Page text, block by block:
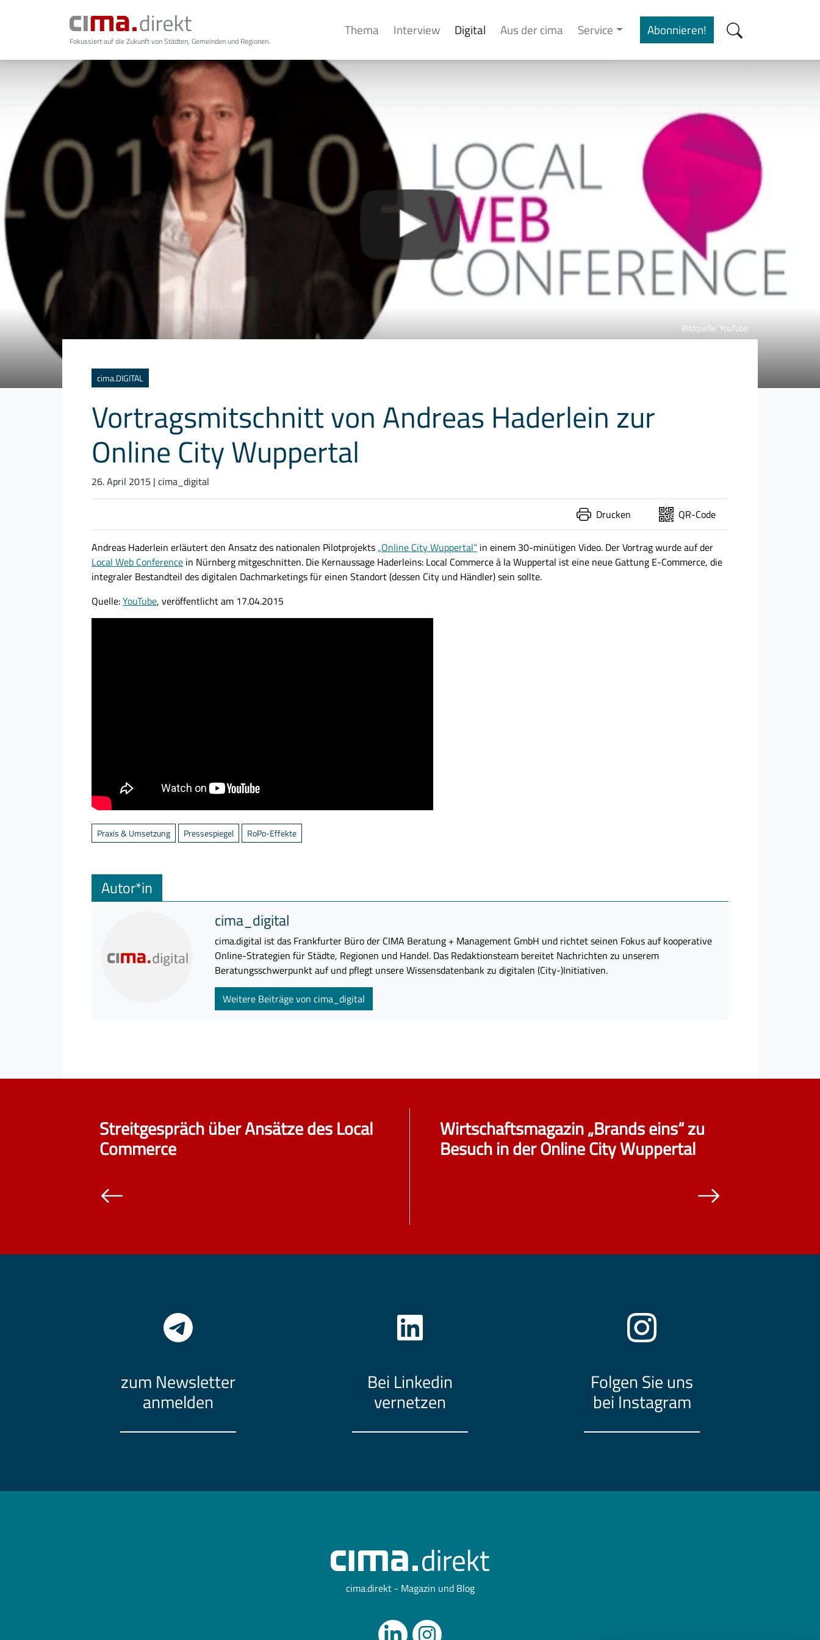
Fokussiert auf die Zukunft von Städten, Gemeinden und Regionen.
Thema Interview Digital Aus der cima Service Abonnieren!
Bildquelle: YouTube
Kategorien
cima.DIGITAL
Vortragsmitschnitt von Andreas Haderlein zur
Online City Wuppertal
26. April 2015 | cima_digital
Drucken QR-Code
Andreas Haderlein erläutert den Ansatz des nationalen Pilotprojekts„Online City Wuppertal“ in einem 30-minütigen Video. Der Vortrag wurde auf der
Local Web Conference in Nürnberg mitgeschnitten. Die Kernaussage Haderleins: Local Commerce à la Wuppertal ist eine neue Gattung E-Commerce, die
integraler Bestandteil des digitalen Dachmarketings für einen Standort (dessen City und Händler) sein sollte.
Quelle:YouTube, veröffentlicht am 17.04.2015
Praxis & Umsetzung Pressespiegel RoPo-Effekte
Autor*in
cima_digital
cima.digital ist das Frankfurter Büro der CIMA Beratung + Management GmbH und richtet seinen Fokus auf kooperative
Online-Strategien für Städte, Regionen und Handel. Das Redaktionsteam bereitet Nachrichten zu unserem
Beratungsschwerpunkt auf und pflegt unsere Wissensdatenbank zu digitalen (City-)Initiativen.
Weitere Beiträge von cima_digital
Streitgespräch über Ansätze des Local
Commerce
Wirtschaftsmagazin „Brands eins“ zu
Besuch in der Online City Wuppertal
zum Newsletter
anmelden
Bei Linkedin
vernetzen
Folgen Sie uns
bei Instagram
cima.direkt - Magazin und Blog
Suche nach: